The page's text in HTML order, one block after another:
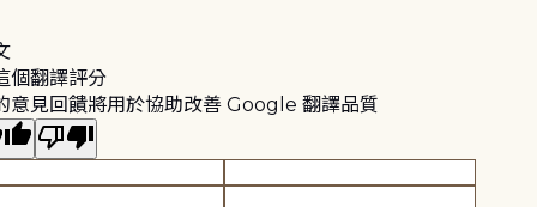
個翻譯評分
意見回饋將用於協助改善 Google 翻譯品質